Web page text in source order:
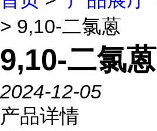
> 9,10-二氯蒽
9,10-二氯蒽
2024-12-05
产品详情